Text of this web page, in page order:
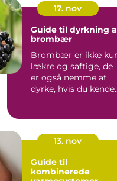
17. nov
Guide til dyrkning
brombær
Brombær er ikke
lækre og saftige, de
er også nemme at
dyrke, hvis du
13. nov
Guide til
kombinerede